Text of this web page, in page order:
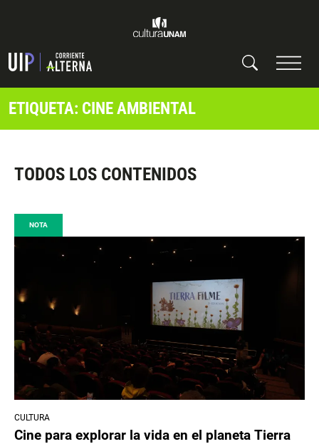
ETIQUETA: CINE AMBIENTAL
TODOS LOS CONTENIDOS
NOTA
CULTURA
Cine para explorar la vida en el planeta Tierra